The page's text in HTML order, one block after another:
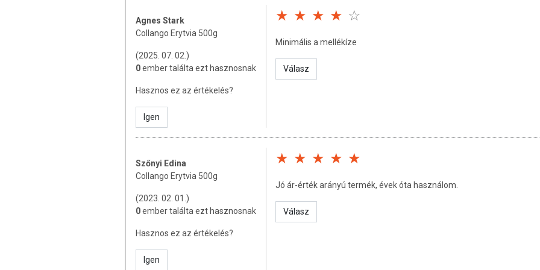
A termék nem helyettesíti a kiegyensúlyozott, változatos étrendet és az egészséges életmódot!
Nem gyógyít betegségeket, és nem helyettesíti az orvosi kezelést! Betegség esetén konzultáljon
kezelőorvosával! Az ajánlott napi mennyiséget ne lépje túl! Ha bármely összetevőre allergiás
vagy érzékeny, ne használja! Tartsa távol gyermekektől!
Agnes Stark
Collango Erytvia 500g
(2025. 07. 02.)
0ember találta ezt hasznosnak
Hasznos ez az értékelés?
Igen
Minimális a mellékíze
Válasz
Szőnyi Edina
Collango Erytvia 500g
(2023. 02. 01.)
0ember találta ezt hasznosnak
Hasznos ez az értékelés?
Igen
Jó ár-érték arányú termék, évek óta használom.
Válasz